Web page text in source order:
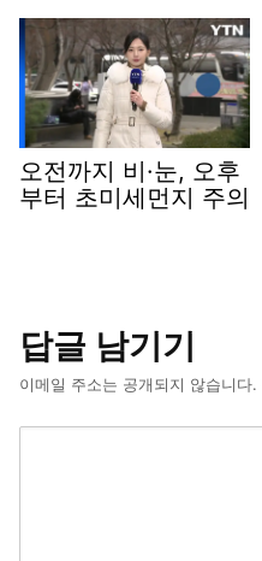
오전까지 비·눈, 오후
부터 초미세먼지 주의
답글 남기기
이메일 주소는 공개되지 않습니다.